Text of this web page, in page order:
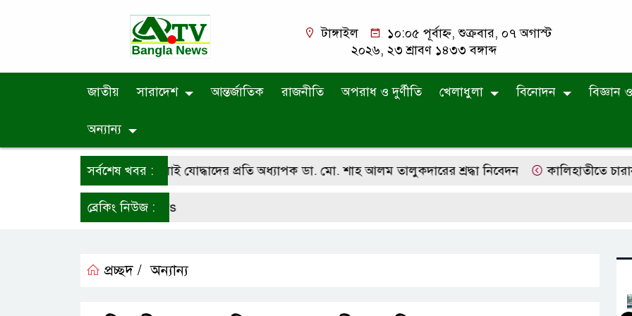
টাঙ্গাইল
১০:০৫ পূর্বাহ্ন, শুক্রবার, ০৭ অগাস্ট
২০২৬, ২৩ শ্রাবণ ১৪৩৩ বঙ্গাব্দ
জাতীয় সারাদেশ আন্তর্জাতিক রাজনীতি অপরাধ ও দুর্ণীতি খেলাধুলা বিনোদন বিজ্ঞান
অন্যান্য
সর্বশেষ খবর :
শহীদ পরিবার ও জুলাই যোদ্ধাদের প্রতি অধ্যাপক ডা. মো. শাহ আলম তালুকদারের শ্রদ্ধা নিবেদন কালিহাতীতে চারান উচ্চ
ব্রেকিং নিউজ :
প্রচ্ছদ / অন্যান্য